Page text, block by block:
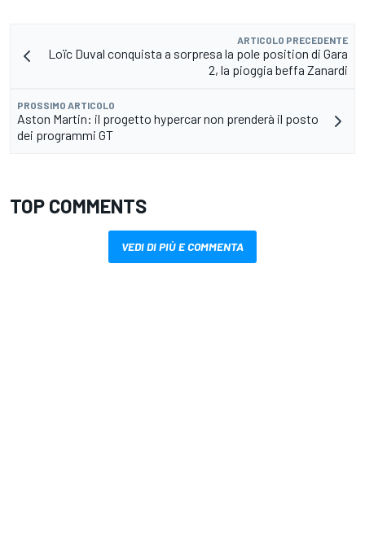
ARTICOLO PRECEDENTE
Loïc Duval conquista a sorpresa la pole position di Gara
2, la pioggia beffa Zanardi
PROSSIMO ARTICOLO
Aston Martin: il progetto hypercar non prenderà il posto
dei programmi GT
TOP COMMENTS
VEDI DI PIÙ E COMMENTA